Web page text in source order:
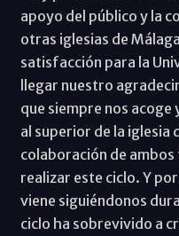
apoyo del público y la
otras iglesias de
satisfacción para la
llegar nuestro
que siempre nos
al superior de la iglesia
colaboración de
realizar este ciclo. Y
viene siguiéndonos
ciclo ha sobrevivido a